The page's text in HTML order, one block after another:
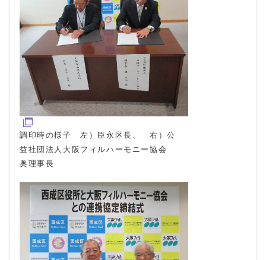
調印時の様子 左）臣永区長、 右）公
益社団法人大阪フィルハーモニー協会
奥理事長